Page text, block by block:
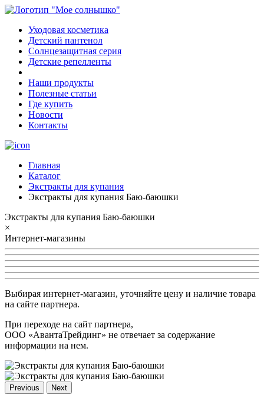
Уходовая косметика
Детский пантенол
Солнцезащитная серия
Детские репелленты
Наши продукты
Полезные статьи
Где купить
Новости
Контакты
Главная
Каталог
Экстракты для купания
Экстракты для купания Баю-баюшки
Экстракты для купания Баю-баюшки
×
Интернет-магазины
Выбирая интернет-магазин, уточняйте цену и наличие товара
на сайте партнера.
При переходе на сайт партнера,
ООО «АвантаТрейдинг» не отвечает за содержание
информации на нем.
Previous Next